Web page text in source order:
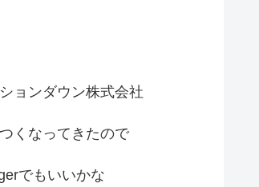
ョンダウン株式会社
くなってきたので
でもいいかな